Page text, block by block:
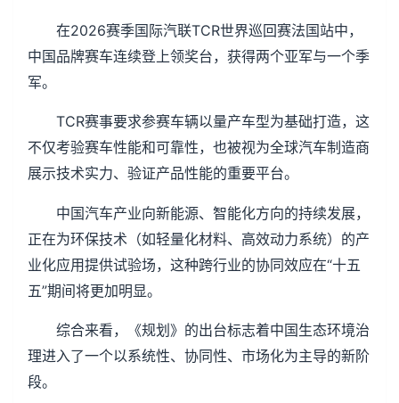
在2026赛季国际汽联TCR世界巡回赛法国站中，
中国品牌赛车连续登上领奖台，获得两个亚军与一个季
军。
TCR赛事要求参赛车辆以量产车型为基础打造，这
不仅考验赛车性能和可靠性，也被视为全球汽车制造商
展示技术实力、验证产品性能的重要平台。
中国汽车产业向新能源、智能化方向的持续发展，
正在为环保技术（如轻量化材料、高效动力系统）的产
业化应用提供试验场，这种跨行业的协同效应在“十五
五”期间将更加明显。
综合来看，《规划》的出台标志着中国生态环境治
理进入了一个以系统性、协同性、市场化为主导的新阶
段。